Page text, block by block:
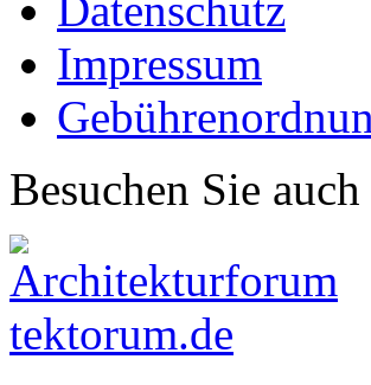
Impressum
Besuchen Sie